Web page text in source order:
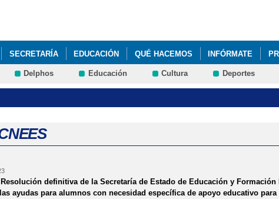
SECRETARÍA EDUCACIÓN QUÉ HACEMOS INFÓRMATE
INCLUSIVOS REPARTO FRUTA Y LÁCTEOS REUNIONES TERCER
Delphos Educación Cultura Deportes
definitiva de la Secretaría de Estado de Educación y
ayudas para alumnos con necesidad específica de apoyo educativo